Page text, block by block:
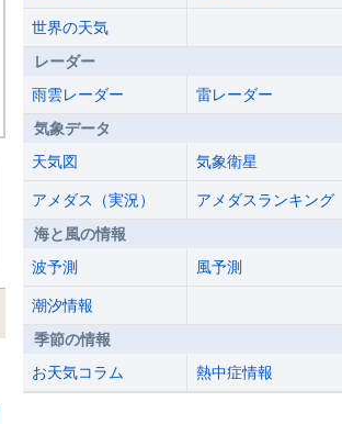
世界の天気
レーダー
雨雲レーダー
雷レーダー
気象データ
天気図
気象衛星
アメダス（実況）
アメダスランキング
海と風の情報
波予測
風予測
潮汐情報
季節の情報
お天気コラム
熱中症情報